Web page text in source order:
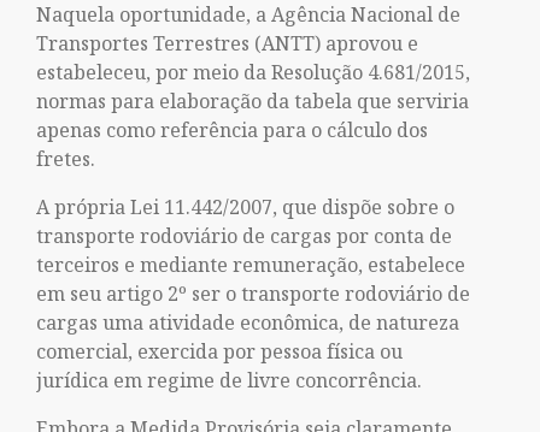
Naquela oportunidade, a Agência Nacional de
Transportes Terrestres (ANTT) aprovou e
estabeleceu, por meio da Resolução 4.681/2015,
normas para elaboração da tabela que serviria
apenas como referência para o cálculo dos
fretes.
A própria Lei 11.442/2007, que dispõe sobre o
transporte rodoviário de cargas por conta de
terceiros e mediante remuneração, estabelece
em seu artigo 2º ser o transporte rodoviário de
cargas uma atividade econômica, de natureza
comercial, exercida por pessoa física ou
jurídica em regime de livre concorrência.